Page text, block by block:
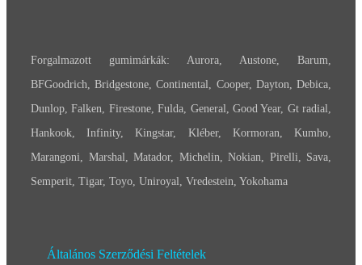
Forgalmazott gumimárkák: Aurora, Austone, Barum,
BFGoodrich, Bridgestone, Continental, Cooper, Dayton, Debica,
Dunlop, Falken, Firestone, Fulda, General, Good Year, Gt radial,
Hankook, Infinity, Kingstar, Kléber, Kormoran, Kumho,
Marangoni, Marshal, Matador, Michelin, Nokian, Pirelli, Sava,
Semperit, Tigar, Toyo, Uniroyal, Vredestein, Yokohama
Általános Szerződési Feltételek